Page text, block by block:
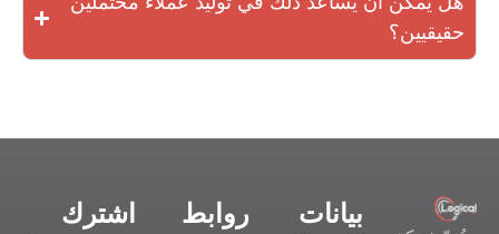
حقيقيين؟
بيانات
روابط
اشترك